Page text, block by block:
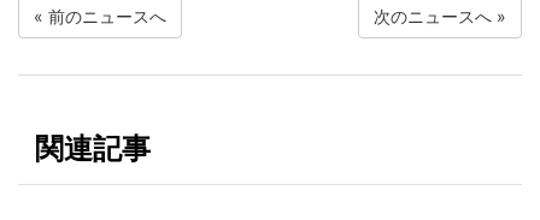
« 前のニュースへ 次のニュースへ »
関連記事